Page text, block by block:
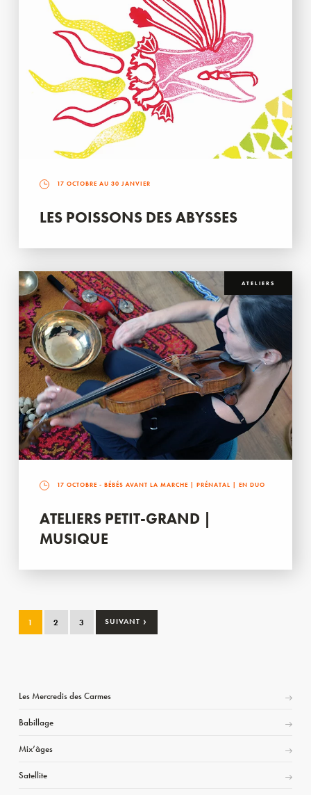
17 OCTOBRE AU 30 JANVIER
LES POISSONS DES ABYSSES
ATELIERS
17 OCTOBRE - BÉBÉS AVANT LA MARCHE | PRÉNATAL | EN DUO
ATELIERS PETIT-GRAND |
MUSIQUE
1 2 3 SUIVANT ›
Les Mercredis des Carmes
Babillage
Mix’âges
Satellite